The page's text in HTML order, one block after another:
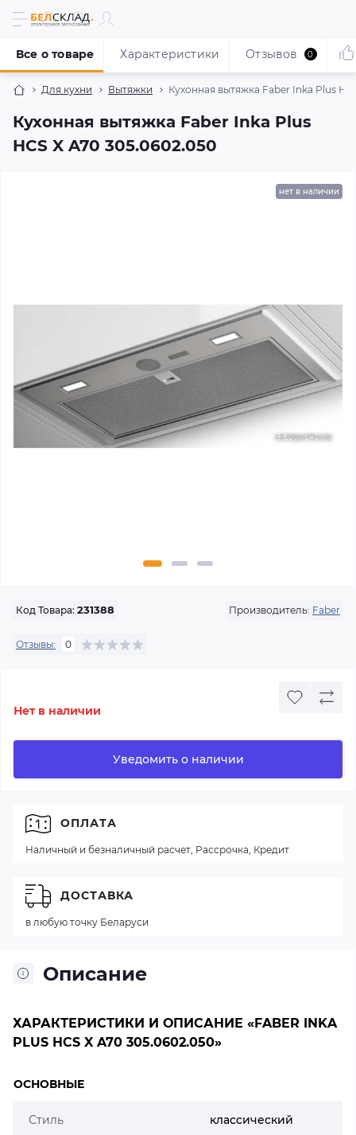
Для кухни Вытяжки Кухонная вытяжка Faber Inka Plus
Кухонная вытяжка Faber Inka Plus
HCS X A70 305.0602.050
Все о товаре Характеристики Отзывов 0
нет в наличии
Код Товара: 231388 Производитель: Faber
Отзывы: 0
Нет в наличии
Уведомить о наличии
Описание
ХАРАКТЕРИСТИКИ И ОПИСАНИЕ «FABER INKA
PLUS HCS X A70 305.0602.050»
ОСНОВНЫЕ
Стиль классический
ОПЛАТА
Наличный и безналичный расчет, Рассрочка, Кредит
ДОСТАВКА
в любую точку Беларуси